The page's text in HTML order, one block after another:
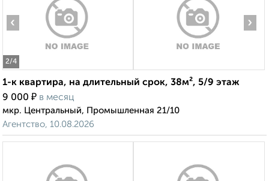
2/4
‹ ›
1-к квартира, на длительный срок, 38м², 5/9 этаж
9 000 ₽ в месяц
мкр. Центральный, Промышленная 21/10
Агентство, 10.08.2026